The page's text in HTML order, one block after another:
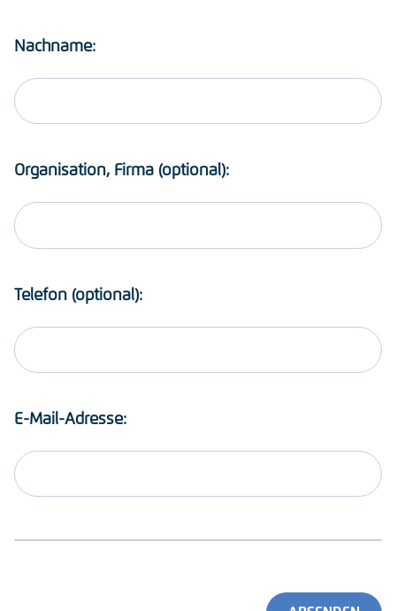
Nachname:
Organisation, Firma (optional):
Telefon (optional):
E-Mail-Adresse: